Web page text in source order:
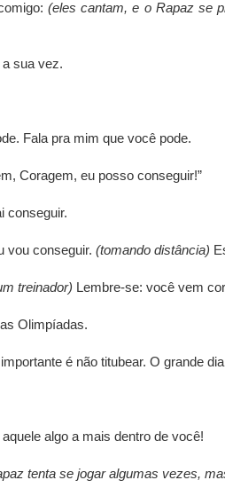
(eles cantam, e o Rapaz se
sua vez.
Fala pra mim que você pode.
Coragem, eu posso conseguir!”
conseguir.
vou conseguir. (tomando distância)
treinador) Lembre-se: você vem
Olimpíadas.
é não titubear. O grande
aquele algo a mais dentro de você!
tenta se jogar algumas vezes,